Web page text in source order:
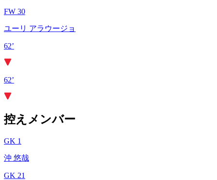
FW 30
ユーリ アラウージョ
62’
62’
控えメンバー
GK 1
沖 悠哉
GK 21